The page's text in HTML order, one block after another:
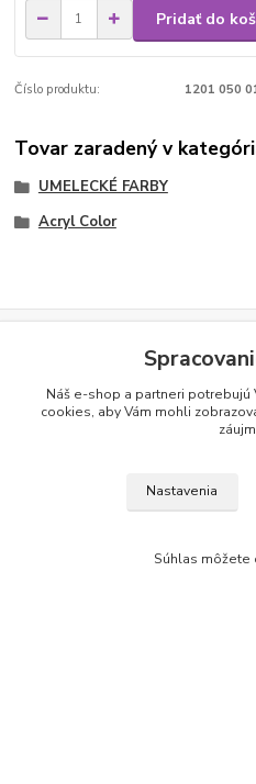
Pridať do
Číslo produktu: 1201 050
Tovar zaradený v
UMELECKÉ FARBY
Acryl Color
Nepremeškajte
Súhlasím sospracovaním osobných
Náš e-shop a partneri potrebujú
cookies, aby Vám mohli
Nastavenia
Súhlas